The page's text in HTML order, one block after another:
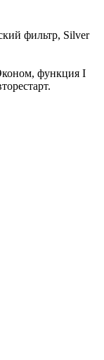
фильтр, Silver
функция I